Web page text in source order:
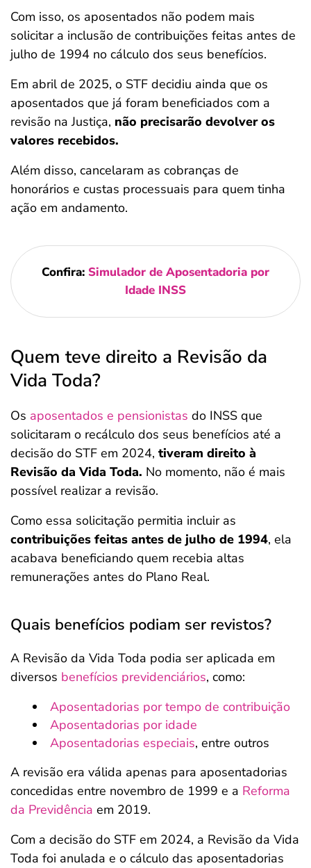
Com isso, os aposentados não podem mais
solicitar a inclusão de contribuições feitas antes de
julho de 1994 no cálculo dos seus benefícios.
Em abril de 2025, o STF decidiu ainda que os
aposentados que já foram beneficiados com a
revisão na Justiça, não precisarão devolver os
valores recebidos.
Além disso, cancelaram as cobranças de
honorários e custas processuais para quem tinha
ação em andamento.
Confira: Simulador de Aposentadoria por
Idade INSS
Quem teve direito a Revisão da
Vida Toda?
Os aposentados e pensionistas do INSS que
solicitaram o recálculo dos seus benefícios até a
decisão do STF em 2024, tiveram direito à
Revisão da Vida Toda. No momento, não é mais
possível realizar a revisão.
Como essa solicitação permitia incluir as
contribuições feitas antes de julho de 1994, ela
acabava beneficiando quem recebia altas
remunerações antes do Plano Real.
Quais benefícios podiam ser revistos?
A Revisão da Vida Toda podia ser aplicada em
diversos benefícios previdenciários, como:
Aposentadorias por tempo de contribuição
Aposentadorias por idade
Aposentadorias especiais, entre outros
A revisão era válida apenas para aposentadorias
concedidas entre novembro de 1999 e a Reforma
da Previdência em 2019.
Com a decisão do STF em 2024, a Revisão da Vida
Toda foi anulada e o cálculo das aposentadorias